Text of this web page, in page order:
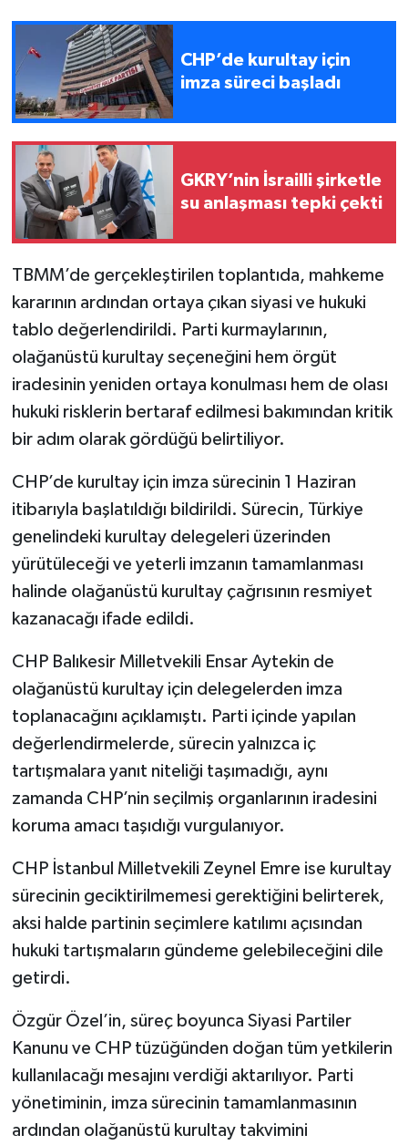
CHP’de kurultay için
imza süreci başladı
GKRY’nin İsrailli şirketle
su anlaşması tepki çekti
TBMM’de gerçekleştirilen toplantıda, mahkeme
kararının ardından ortaya çıkan siyasi ve hukuki
tablo değerlendirildi. Parti kurmaylarının,
olağanüstü kurultay seçeneğini hem örgüt
iradesinin yeniden ortaya konulması hem de olası
hukuki risklerin bertaraf edilmesi bakımından kritik
bir adım olarak gördüğü belirtiliyor.
CHP’de kurultay için imza sürecinin 1 Haziran
itibarıyla başlatıldığı bildirildi. Sürecin, Türkiye
genelindeki kurultay delegeleri üzerinden
yürütüleceği ve yeterli imzanın tamamlanması
halinde olağanüstü kurultay çağrısının resmiyet
kazanacağı ifade edildi.
CHP Balıkesir Milletvekili Ensar Aytekin de
olağanüstü kurultay için delegelerden imza
toplanacağını açıklamıştı. Parti içinde yapılan
değerlendirmelerde, sürecin yalnızca iç
tartışmalara yanıt niteliği taşımadığı, aynı
zamanda CHP’nin seçilmiş organlarının iradesini
koruma amacı taşıdığı vurgulanıyor.
CHP İstanbul Milletvekili Zeynel Emre ise kurultay
sürecinin geciktirilmemesi gerektiğini belirterek,
aksi halde partinin seçimlere katılımı açısından
hukuki tartışmaların gündeme gelebileceğini dile
getirdi.
Özgür Özel’in, süreç boyunca Siyasi Partiler
Kanunu ve CHP tüzüğünden doğan tüm yetkilerin
kullanılacağı mesajını verdiği aktarılıyor. Parti
yönetiminin, imza sürecinin tamamlanmasının
ardından olağanüstü kurultay takvimini